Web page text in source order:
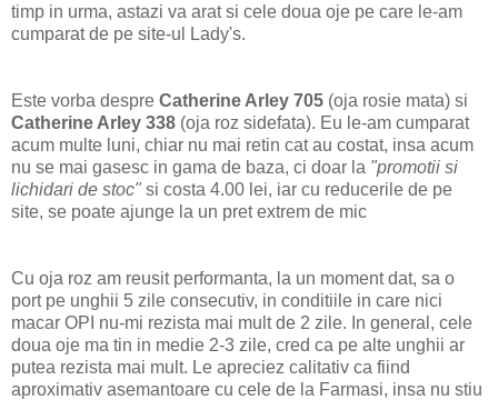
timp in urma, astazi va arat si cele doua oje pe care le-am
cumparat de pe site-ul Lady's.
Este vorba despre Catherine Arley 705 (oja rosie mata) si
Catherine Arley 338 (oja roz sidefata). Eu le-am cumparat
acum multe luni, chiar nu mai retin cat au costat, insa acum
nu se mai gasesc in gama de baza, ci doar la "promotii si
lichidari de stoc" si costa 4.00 lei, iar cu reducerile de pe
site, se poate ajunge la un pret extrem de mic
Cu oja roz am reusit performanta, la un moment dat, sa o
port pe unghii 5 zile consecutiv, in conditiile in care nici
macar OPI nu-mi rezista mai mult de 2 zile. In general, cele
doua oje ma tin in medie 2-3 zile, cred ca pe alte unghii ar
putea rezista mai mult. Le apreciez calitativ ca fiind
aproximativ asemantoare cu cele de la Farmasi, insa nu stiu